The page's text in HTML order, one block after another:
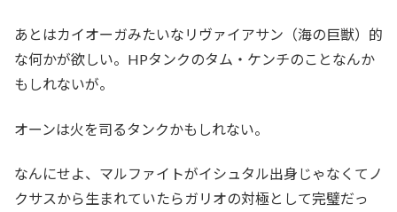
あとはカイオーガみたいなリヴァイアサン（海の巨獣）的
な何かが欲しい。HPタンクのタム・ケンチのことなんか
もしれないが。
オーンは火を司るタンクかもしれない。
なんにせよ、マルファイトがイシュタル出身じゃなくてノ
クサスから生まれていたらガリオの対極として完璧だっ